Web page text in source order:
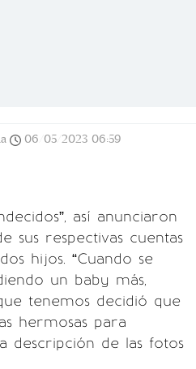
06/05/2023 06:59
así anunciaron
sus respectivas cuentas
hijos. “Cuando se
un baby más,
tenemos decidió que
hermosas para
descripción de las fotos